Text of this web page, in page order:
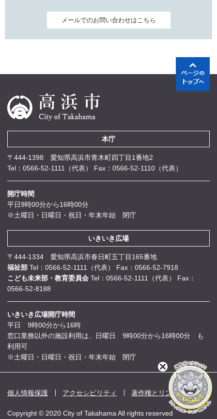
メールでのお問い合わせはこちら
本庁
〒444-1398 愛知県高浜市青木町四丁目1番地2
Tel：0566-52-1111（代表）
Fax：0566-52-1110（代表）
開庁時間
平日9時00分から16時00分
※土曜日・日曜日・祝日・年末年始 閉庁
いきいき広場
〒444-1334 愛知県高浜市春日町五丁目165番地
福祉部 Tel：0566-52-1111（代表）
Fax：0566-52-7918
こども未来部・教育委員会 Tel：0566-52-1111（代表）
Fax：
0566-52-8188
いきいき広場開庁時間
平日 9時00分から16時
窓口業務以外の施設利用は、日曜日 9時00分から16時00分 も
利用可
※土曜日・日曜日・祝日・年末年始 閉庁
個人情報保護 アクセシビリティ 著作権とリンク
Copyright © 2020 City of Takahama All rights reserved
閉